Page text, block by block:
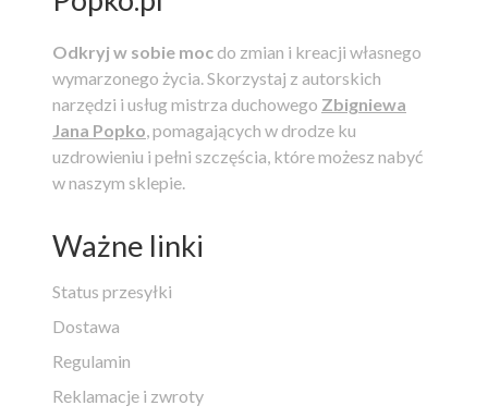
Odkryj w sobie moc do zmian i kreacji własnego
wymarzonego życia. Skorzystaj z autorskich
narzędzi i usług mistrza duchowego Zbigniewa
Jana Popko , pomagających w drodze ku
uzdrowieniu i pełni szczęścia, które możesz nabyć
w naszym sklepie.
Ważne linki
Status przesyłki
Dostawa
Regulamin
Reklamacje i zwroty